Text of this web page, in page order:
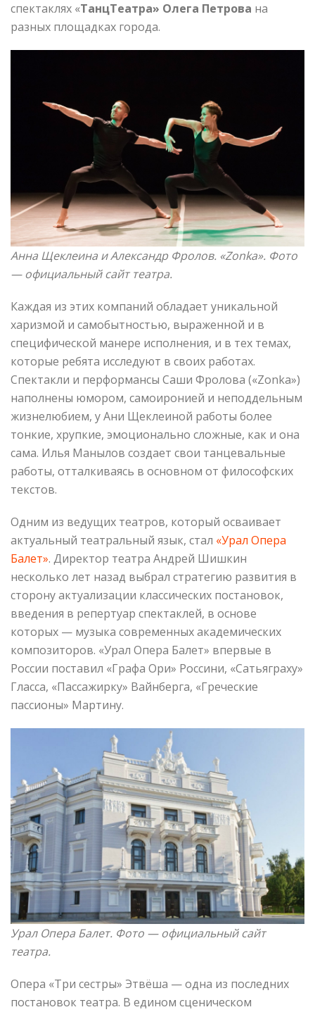
спектаклях «ТанцТеатра» Олега Петрова на
разных площадках города.
Анна Щеклеина и Александр Фролов. «Zonka». Фото
—официальный сайт театра.
Каждая из этих компаний обладает уникальной
харизмой и самобытностью, выраженной и в
специфической манере исполнения, и в тех темах,
которые ребята исследуют в своих работах.
Спектакли и перформансы Саши Фролова («Zonka»)
наполнены юмором, самоиронией и неподдельным
жизнелюбием, у Ани Щеклеиной работы более
тонкие, хрупкие, эмоционально сложные, как и она
сама. Илья Манылов создает свои танцевальные
работы, отталкиваясь в основном от философских
текстов.
Одним из ведущих театров, который осваивает
актуальный театральный язык, стал «Урал Опера
Балет». Директор театра Андрей Шишкин
несколько лет назад выбрал стратегию развития в
сторону актуализации классических постановок,
введения в репертуар спектаклей, в основе
которых — музыка современных академических
композиторов. «Урал Опера Балет» впервые в
России поставил «Графа Ори» Россини, «Сатьяграху»
Гласса, «Пассажирку» Вайнберга, «Греческие
пассионы» Мартину.
Урал Опера Балет. Фото —официальный сайт
театра.
Опера «Три сестры» Этвёша — одна из последних
постановок театра. В едином сценическом